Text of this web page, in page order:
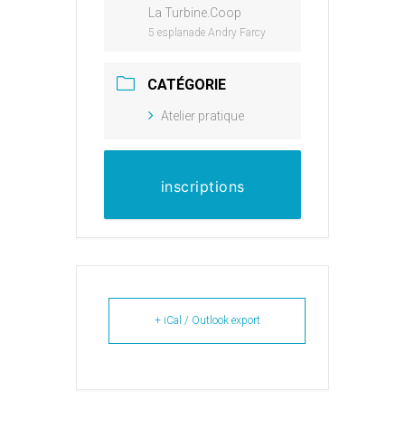
La Turbine.Coop
5 esplanade Andry Farcy
CATÉGORIE
Atelier pratique
inscriptions
+ iCal / Outlook export